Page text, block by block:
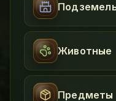
Животные
Предметы